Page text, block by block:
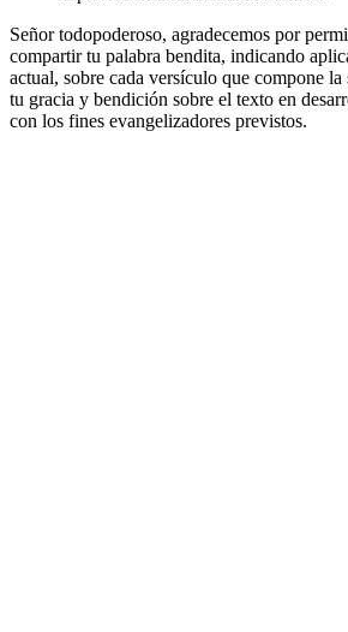
Señor todopoderoso, agradecemos por
compartir tu palabra bendita, indicando
actual, sobre cada versículo que compone
tu gracia y bendición sobre el texto en
con los fines evangelizadores previstos.